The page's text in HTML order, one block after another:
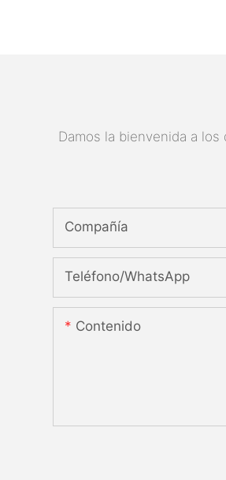
Damos la bienvenida a
Compañía
Teléfono/WhatsApp
Contenido